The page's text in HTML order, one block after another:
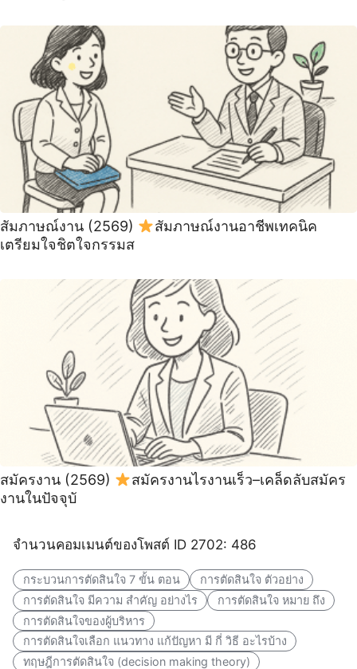
สัมภาษณ์งาน (2569)
สัมภาษณ์งานอาชีพเทคนิค
เตรียมใจชิตใจกรรมส
สมัครงาน (2569)
สมัครงานไรงานเร็ว–เคล็ดลับสมัคร
งานในปัจจุบั
จำนวนคอมเมนต์ของโพสต์ ID 2702: 486
กระบวนการตัดสินใจ 7 ขั้น ตอน
การตัดสินใจ ตัวอย่าง
การตัดสินใจ มีความ สำคัญ อย่างไร
การตัดสินใจ หมาย ถึง
การตัดสินใจของผู้บริหาร
การตัดสินใจเลือก แนวทาง แก้ปัญหา มี กี่ วิธี อะไรบ้าง
ทฤษฎีการตัดสินใจ (decision making theory)